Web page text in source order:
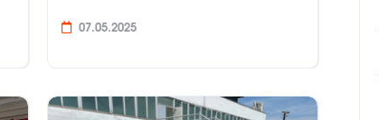
07.05.2025